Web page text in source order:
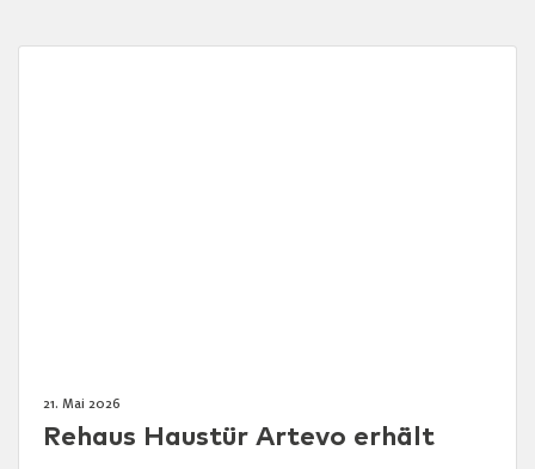
21. Mai 2026
Rehaus Haustür Artevo erhält